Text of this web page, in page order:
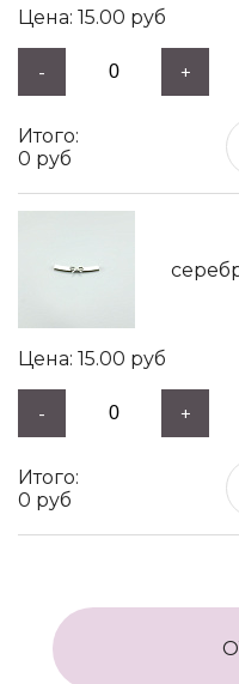
15.00 руб
- +
0 руб
15.00 руб
- +
0 руб